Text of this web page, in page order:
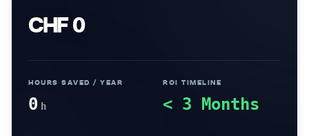
CHF 0
HOURS SAVED / YEAR
0 h
ROI TIMELINE
< 3 Months